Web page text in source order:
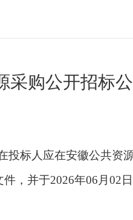
采购公开招标
投标人应在安徽公共资
，并于2026年06月02